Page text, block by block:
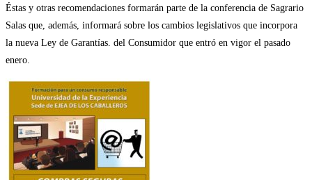
Éstas y otras recomendaciones formarán parte de la conferencia de Sagrario
Salas que, además, informará sobre los cambios legislativos que incorpora
la nueva Ley de Garantías. del Consumidor que entró en vigor el pasado
enero.